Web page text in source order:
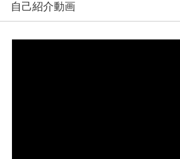
自己紹介動画